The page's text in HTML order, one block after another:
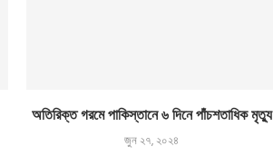
অতিরিক্ত গরমে পাকিস্তানে ৬ দিনে পাঁচশতাধিক মৃত্যু
জুন ২৭, ২০২৪